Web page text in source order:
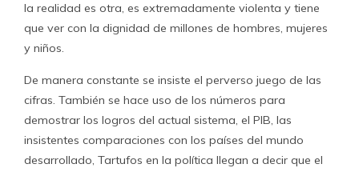
la realidad es otra, es extremadamente violenta y tiene
que ver con la dignidad de millones de hombres, mujeres
y niños.
De manera constante se insiste el perverso juego de las
cifras. También se hace uso de los números para
demostrar los logros del actual sistema, el PIB, las
insistentes comparaciones con los países del mundo
desarrollado, Tartufos en la política llegan a decir que el